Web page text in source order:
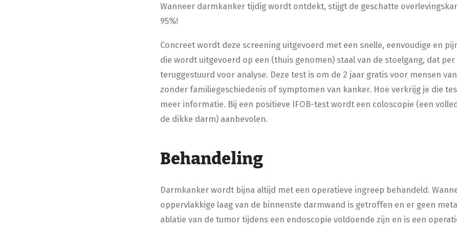
Wanneer darmkanker tijdig wordt ontdekt, stijgt de geschatte
95%!
Concreet wordt deze screening uitgevoerd met een snelle, eenvoudige en
die wordt uitgevoerd op een (thuis genomen) staal van de stoelgang, dat
teruggestuurd voor analyse. Deze test is om de 2 jaar gratis voor mensen
zonder familiegeschiedenis of symptomen van kanker. Hoe verkrijg je die
meer informatie. Bij een positieve IFOB-test wordt een coloscopie (een
de dikke darm) aanbevolen.
Behandeling
Darmkanker wordt bijna altijd met een operatieve ingreep behandeld.
oppervlakkige laag van de binnenste darmwand is getroffen en er geen
ablatie van de tumor tijdens een endoscopie voldoende zijn en is een